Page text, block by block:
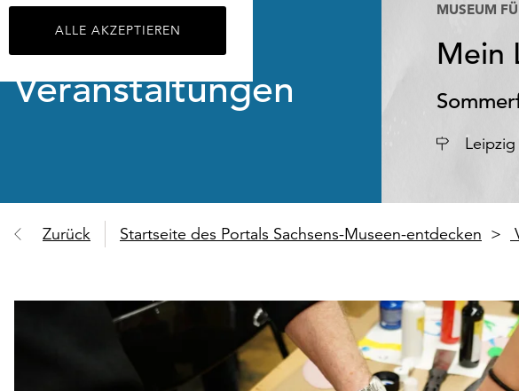
ALLE AKZEPTIEREN
Veranstaltungen
MUSEUM
Mein
Zurück Startseite des Portals Sachsens-Museen-entdecken